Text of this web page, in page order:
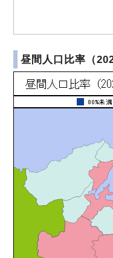
昼間人口比率（